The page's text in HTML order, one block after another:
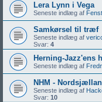
Lera Lynn i Vega
Seneste indlæg af
Samkørsel til træf
Seneste indlæg af
Svar: 4
Herning-Jazz'ens
Seneste indlæg af
NHM -
Seneste indlæg af
Svar: 10